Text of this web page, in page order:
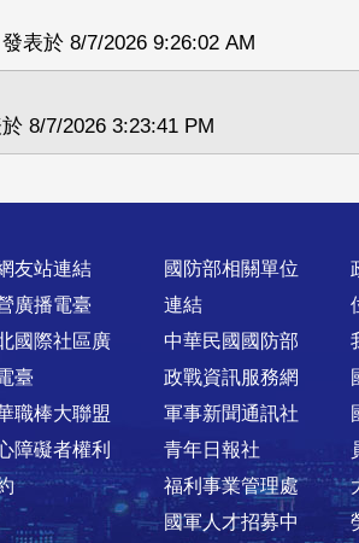
表於 8/7/2026 9:26:02 AM
8/7/2026 3:23:41 PM
友站連結
廣播電臺
國際社區廣
臺
職棒大聯盟
障礙者權利
國防部相關單位
連結
中華民國國防部
政戰資訊服務網
軍事新聞通訊社
青年日報社
福利事業管理處
國軍人才招募中